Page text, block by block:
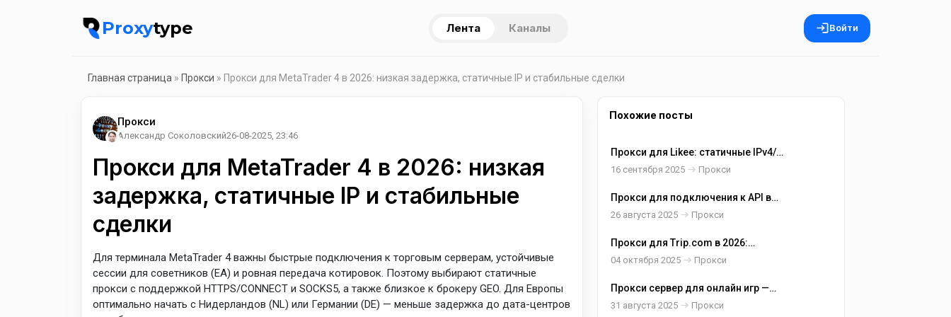
Proxytype Лента Каналы Войти
Главная страница » Прокси » Прокси для MetaTrader 4 в 2026: низкая задержка, статичные IP и стабильные сделки
Прокси
Александр Соколовский26-08-2025, 23:46
Прокси для MetaTrader 4 в 2026: низкая
задержка, статичные IP и стабильные
сделки
Для терминала MetaTrader 4 важны быстрые подключения к торговым серверам, устойчивые
сессии для советников (EA) и ровная передача котировок. Поэтому выбирают статичные
прокси с поддержкой HTTPS/CONNECT и SOCKS5, а также близкое к брокеру GEO. Для Европы
оптимально начать с Нидерландов (NL) или Германии (DE) — меньше задержка до дата-центров
Похожие посты
Прокси для Likee: статичные IPv4/
резидентские и точный GEO
16 сентября 2025 Прокси
Прокси для подключения к API в
2026: статичные IP, whitelist и
26 августа 2025 Прокси
Прокси для Trip.com в 2026:
корректные цены, валюта, наличие и
04 октября 2025 Прокси
Прокси сервер для онлайн игр —
выбор и настройка GEO
31 августа 2025 Прокси